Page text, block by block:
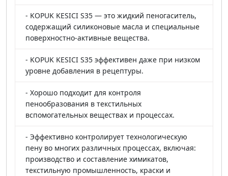
- KOPUK KESICI S35 — это жидкий пеногаситель,
содержащий силиконовые масла и специальные
поверхностно-активные вещества.
- KOPUK KESICI S35 эффективен даже при низком
уровне добавления в рецептуры.
- Хорошо подходит для контроля
пенообразования в текстильных
вспомогательных веществах и процессах.
- Эффективно контролирует технологическую
пену во многих различных процессах, включая:
производство и составление химикатов,
текстильную промышленность, краски и